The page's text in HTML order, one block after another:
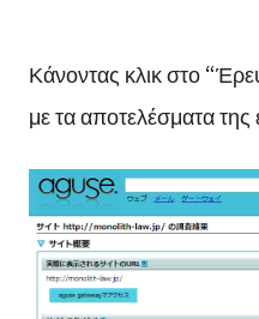
Κάνοντας κλικ στο
με τα αποτελέσματα της